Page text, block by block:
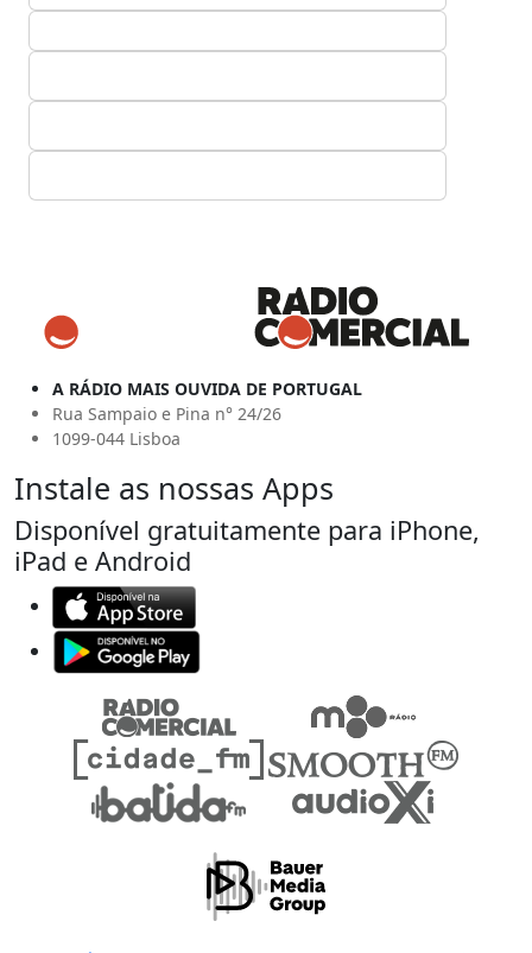
A RÁDIO MAIS OUVIDA DE PORTUGAL
Rua Sampaio e Pina n° 24/26
1099-044 Lisboa
Instale as nossas Apps
Disponível gratuitamente para iPhone,
iPad e Android